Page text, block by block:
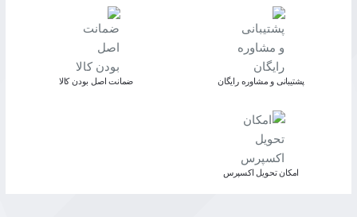
پشتیبانی و مشاوره رایگان ﺿﻤﺎﻧﺖ اﺻﻞ ﺑﻮدن ﮐﺎﻟﺎ
اﻣﮑﺎن ﺗﺤﻮﯾﻞ اﮐﺴﭙﺮس